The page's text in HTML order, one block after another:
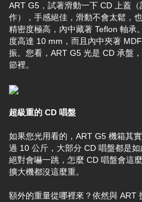
ART G5，試著滑動一下 CD 上蓋
作），手感絕佳，滑動不會太鬆，
精密度極高，內中藏著 Teflon 軸承
度高達 10 mm，而且內中夾著
振。您看，ART G5 光是 CD 承盤
節裡。
超級重的 CD 唱盤
如果您光用看的，ART G5 機箱其
過 10 公斤，大部分 CD 唱盤都是
絕對會嚇一跳，怎麼 CD 唱盤會這
擴大機都沒這麼重。
額外的重量從哪裡來？依然與 ART